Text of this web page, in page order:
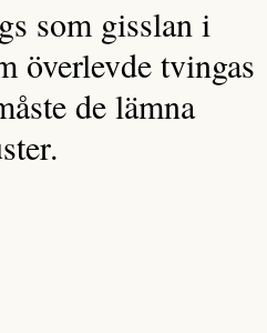
som gisslan i
överlevde tvingas
de lämna